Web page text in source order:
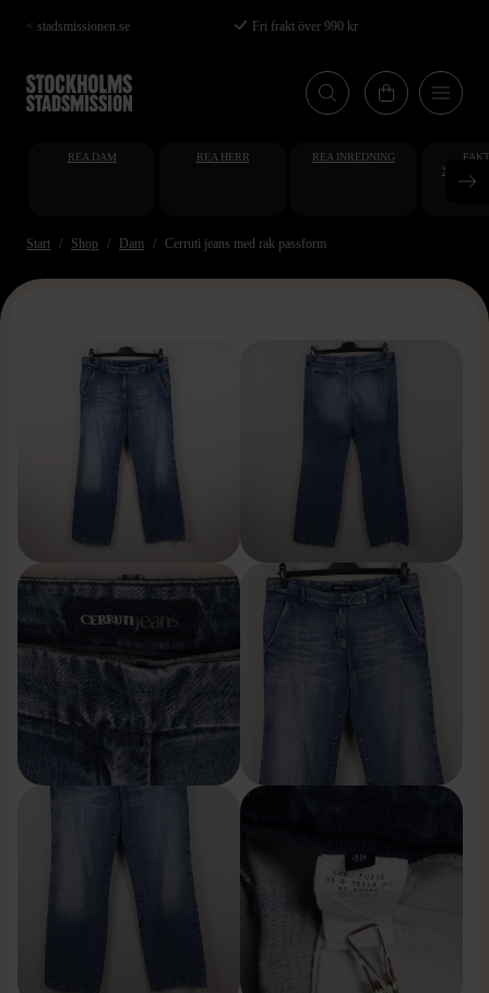
Hoppa
till
huvudinnehåll
< stadsmissionen.se Fri frakt över 990 kr
REA DAM REA HERR REA INREDNING
Start Shop Dam Cerruti jeans med rak passform